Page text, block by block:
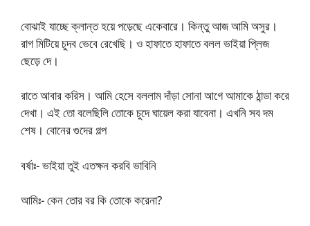
বোঝাই যাচ্ছে ক্লান্ত হয়ে পড়েছে একেবারে। কিন্তু আজ আমি অসুর।
রাগ মিটিয়ে চুদব ভেবে রেখেছি। ও হাফাতে হাফাতে বলল ভাইয়া প্লিজ
ছেড়ে দে।
রাতে আবার করিস। আমি হেসে বললাম দাঁড়া সোনা আগে আমাকে ঠান্ডা করে
দেখা। এই তো বলেছিলি তোকে চুদে ঘায়েল করা যাবেনা। এখনি সব দম
শেষ। বোনের গুদের গল্প
বর্ষাঃ- ভাইয়া তুই এতক্ষন করবি ভাবিনি
আমিঃ- কেন তোর বর কি তোকে করেনা?